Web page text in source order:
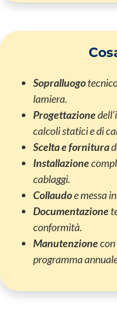
Sopralluogo
lamiera.
Progettazione
calcoli statici e di
Scelta e fornitura
Installazione
cablaggi.
Collaudoe messa
Documentazione
conformità.
Manutenzione
programma